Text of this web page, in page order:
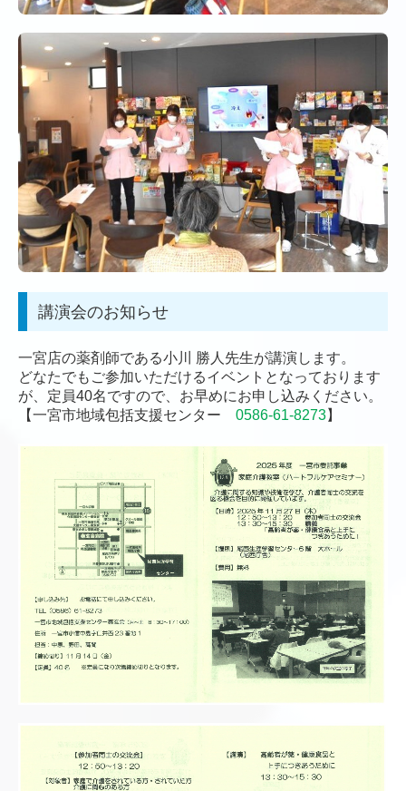
講演会のお知らせ
一宮店の薬剤師である小川 勝人先生が講演します。
どなたでもご参加いただけるイベントとなっております
が、定員40名ですので、 お早めにお申し込みください。
【一宮市地域包括支援センター 0586-61-8273】